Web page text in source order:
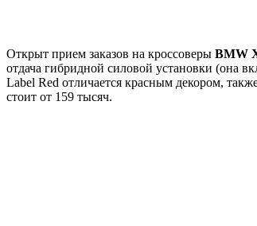
Открыт прием заказов на кроссоверы BMW
отдача гибридной силовой установки (она
Label Red отличается красным декором,
стоит от 159 тысяч.